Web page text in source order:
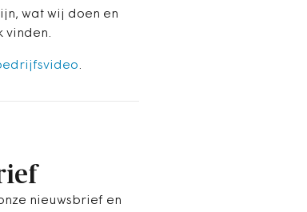
wat wij doen en
vinden.
.
nieuwsbrief en